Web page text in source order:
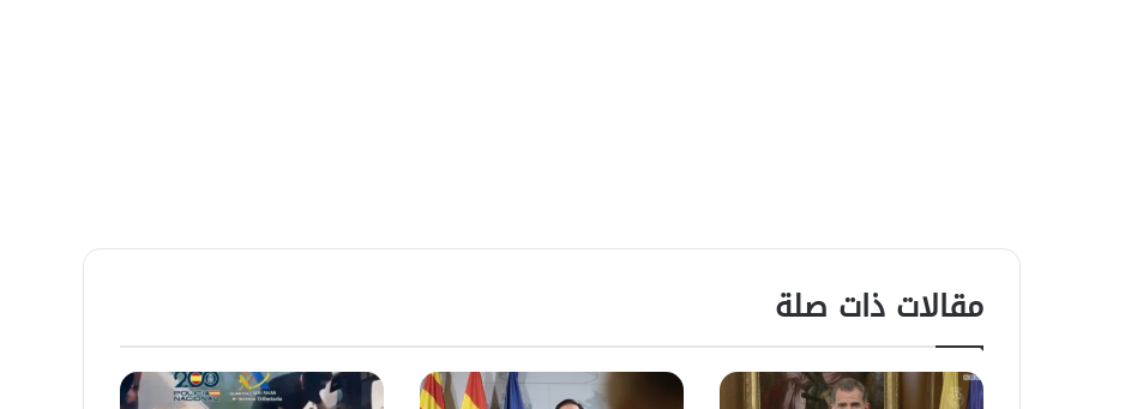
مقالات ذات صلة